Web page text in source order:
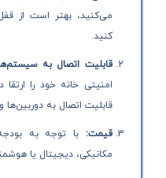
می‌کنید، بهتر است از
کنید.
قابلیت اتصال به
امنیتی خانه خود را
قابلیت اتصال به
قیمت: با توجه به
مکانیکی، دیجیتال یا